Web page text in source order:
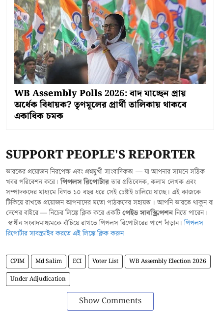
WB Assembly Polls 2026: বাদ যাচ্ছেন প্রায়
অর্ধেক বিধায়ক? তৃণমূলের প্রার্থী তালিকায় থাকবে
একাধিক চমক
SUPPORT PEOPLE'S REPORTER
ভারতের প্রয়োজন নিরপেক্ষ এবং প্রশ্নমুখী সাংবাদিকতা — যা আপনার সামনে সঠিক
খবর পরিবেশন করে।পিপলস রিপোর্টারতার প্রতিবেদক, কলাম লেখক এবং
সম্পাদকদের মাধ্যমে বিগত ১০ বছর ধরে সেই চেষ্টাই চালিয়ে যাচ্ছে। এই কাজকে
টিকিয়ে রাখতে প্রয়োজন আপনাদের মতো পাঠকদের সহায়তা। আপনি ভারতে থাকুন বা
দেশের বাইরে — নিচের লিঙ্কে ক্লিক করে একটিপেইড সাবস্ক্রিপশননিতে পারেন।
স্বাধীন সংবাদমাধ্যমকে বাঁচিয়ে রাখতে পিপলস রিপোর্টারের পাশে দাঁড়ান।পিপলস
রিপোর্টার সাবস্ক্রাইব করতে এই লিঙ্কে ক্লিক করুন
CPIM Md Salim ECI Voter List
WB Assembly Election 2026
Under Adjudication
Show Comments